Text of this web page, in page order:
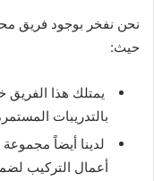
نحن نفخر بوجود فريق
حيث:
يمتلك هذا
بالتدريبات
لدينا أيضاً
أعمال التركيب